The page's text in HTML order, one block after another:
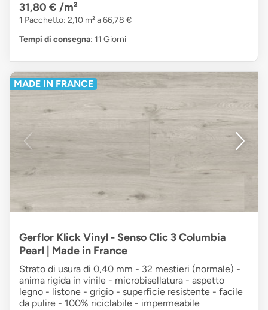
31,80 € /m²
1 Pacchetto: 2,10 m² a 66,78 €
Tempi di consegna: 11 Giorni
MADE IN FRANCE
Gerflor Klick Vinyl - Senso Clic 3 Columbia
Pearl | Made in France
Strato di usura di 0,40 mm - 32 mestieri (normale) -
anima rigida in vinile - microbisellatura - aspetto
legno - listone - grigio - superficie resistente - facile
da pulire - 100% riciclabile - impermeabile